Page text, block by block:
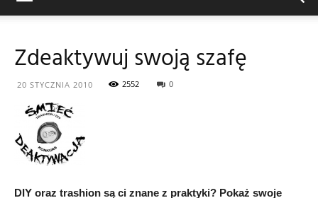
ekologiczna
Zdeaktywuj swoją szafę
20 STYCZNIA 2010 2552 0
DIY oraz trashion są ci znane z praktyki? Pokaż swoje